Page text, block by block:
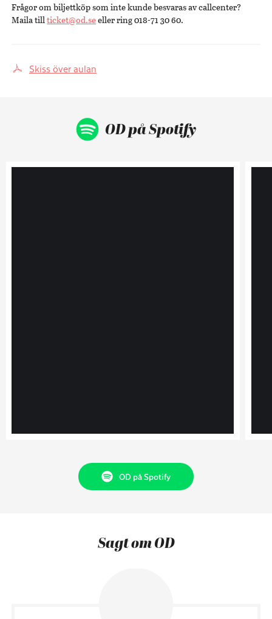
Frågor om biljettköp som inte kunde besvaras av callcenter?
Maila tillticket@od.seeller ring 018-71 30 60.
Skiss över aulan
OD på Spotify
OD på Spotify
Sagt om OD